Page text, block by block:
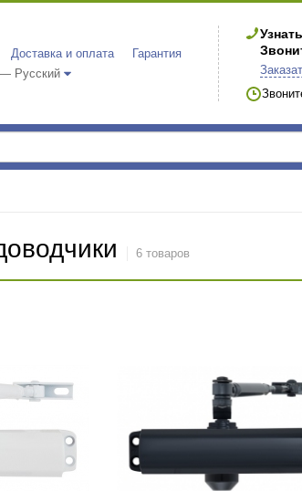
Доставка и оплата
Гарантия
Русский
6 товаров